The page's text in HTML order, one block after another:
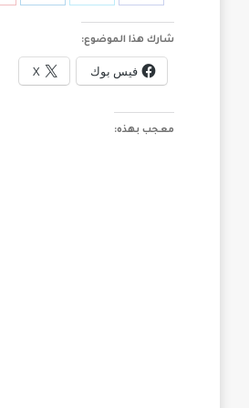
on
Facebook
on
Twitterشارك هذا الموضوع:
فيس بوك X
معجب بهذه: